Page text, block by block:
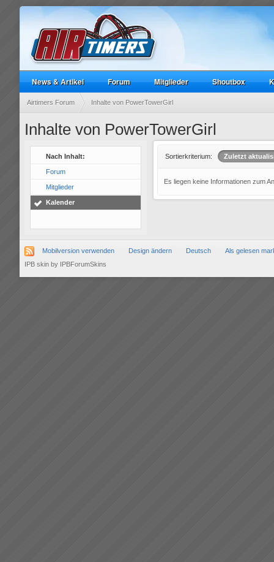
News & Artikel Forum Mitglieder Shoutbox
Airtimers Forum Inhalte von PowerTowerGirl
Inhalte von PowerTowerGirl
Nach Inhalt:
Forum
Mitglieder
Kalender
Sortierkriterium: Zuletzt
Es liegen keine Informationen zum
Mobilversion verwenden Design ändern Deutsch
Als gelesen
IPB skin by IPBForumSkins